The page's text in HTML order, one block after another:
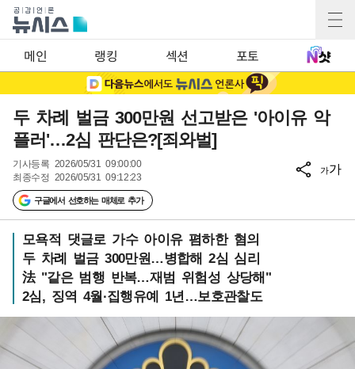
메인 랭킹 섹션 포토
두 차례 벌금 300만원 선고받은 '아이유 악
플러'…2심 판단은?[죄와벌]
기사등록 2026/05/31 09:00:00
최종수정 2026/05/31 09:12:23
구글에서 선호하는 매체로 추가
가가
모욕적 댓글로 가수 아이유 폄하한 혐의
두 차례 벌금 300만원…병합해 2심 심리
法 "같은 범행 반복…재범 위험성 상당해"
2심, 징역 4월·집행유예 1년…보호관찰도